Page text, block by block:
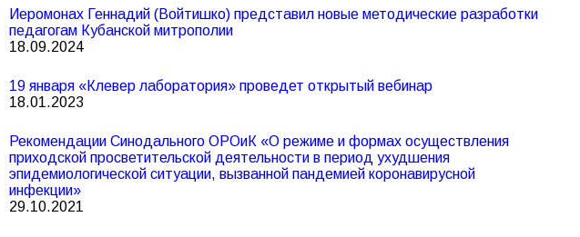
Иеромонах Геннадий (Войтишко) представил новые методические разработки
педагогам Кубанской митрополии
18.09.2024
19 января «Клевер лаборатория» проведет открытый вебинар
18.01.2023
Рекомендации Синодального ОРОиК «О режиме и формах осуществления
приходской просветительской деятельности в период ухудшения
эпидемиологической ситуации, вызванной пандемией коронавирусной
инфекции»
29.10.2021